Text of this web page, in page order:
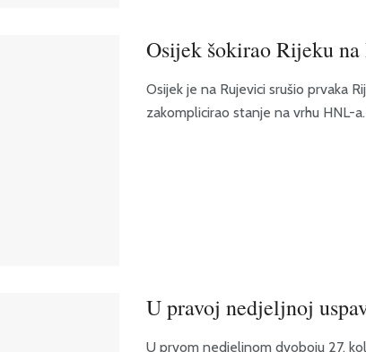
Osijek šokirao Rijeku
Osijek je na Rujevici srušio prvaka
zakomplicirao stanje na vrhu HNL-
U pravoj nedjeljnoj
U prvom nedjeljnom dvoboju 27.